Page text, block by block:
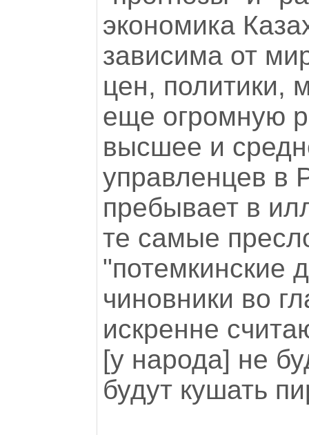
экономика
зависима от
цен, политики,
еще огромную
высшее и
управленцев в
пребывает в
те самые
"потемкинские
чиновники во
искренне
[у народа] не
будут кушать